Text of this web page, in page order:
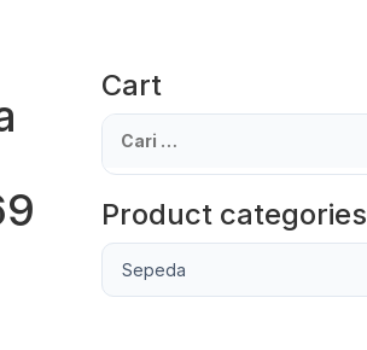
Cart
Cari
untuk:
Product categories